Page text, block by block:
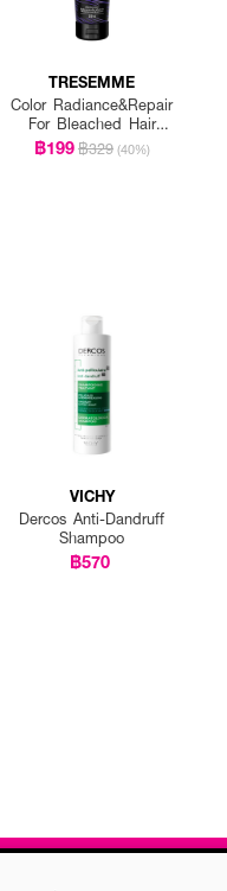
TRESEMME
Color Radiance&Repair
For Bleached Hair
Shampoo
฿199฿329 (40%)
VICHY
Dercos Anti-Dandruff
Shampoo
฿570